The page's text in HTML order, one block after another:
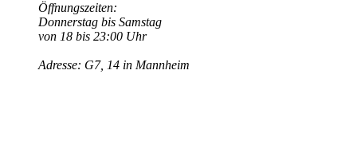
Öffnungszeiten:
Donnerstag bis Samstag
von 18 bis 23:00 Uhr
Adresse: G7, 14 in Mannheim